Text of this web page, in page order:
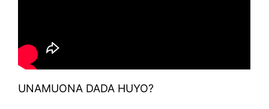
UNAMUONA DADA HUYO?